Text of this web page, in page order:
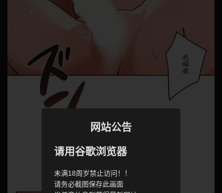
网站公告
请用谷歌浏览器
未满18周岁禁止访问！！
请务必截图保存此画面